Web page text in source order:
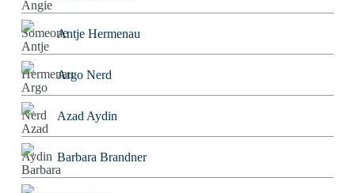
Antje Hermenau
Argo Nerd
Azad Aydin
Barbara Brandner